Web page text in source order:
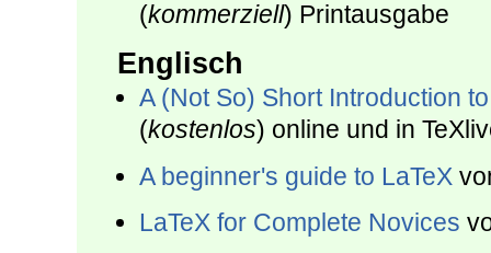
(kommerziell) Printausgabe
Englisch
A (Not So) Short In­tro­duc­tion
(kostenlos) online und in
A beginner's guide to LaTeX
LaTeX for Complete Novices